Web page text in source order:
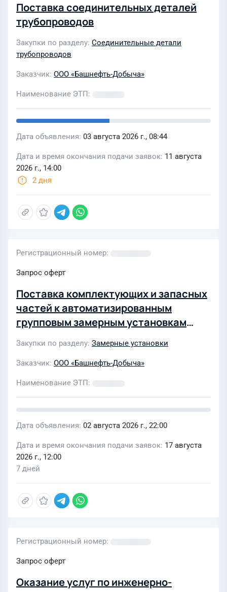
Поставка соединительных деталей
трубопроводов
Закупки по разделу Соединительные детали
трубопроводов
Заказчик ООО «Башнефть-Добыча»
Наименование ЭТП
Дата объявления 03 августа 2026 г., 08:44
Дата и время окончания подачи заявок 11 августа
2026 г., 14:00
2 дня
Регистрационный номер
Запрос оферт
Поставка комплектующих и запасных
частей к автоматизированным
групповым замерным установкам
Закупки по разделу Замерные установки
Заказчик ООО «Башнефть-Добыча»
Наименование ЭТП
Дата объявления 02 августа 2026 г., 22:00
Дата и время окончания подачи заявок 17 августа
2026 г., 12:00
7 дней
Регистрационный номер
Запрос оферт
Оказание услуг по инженерно-